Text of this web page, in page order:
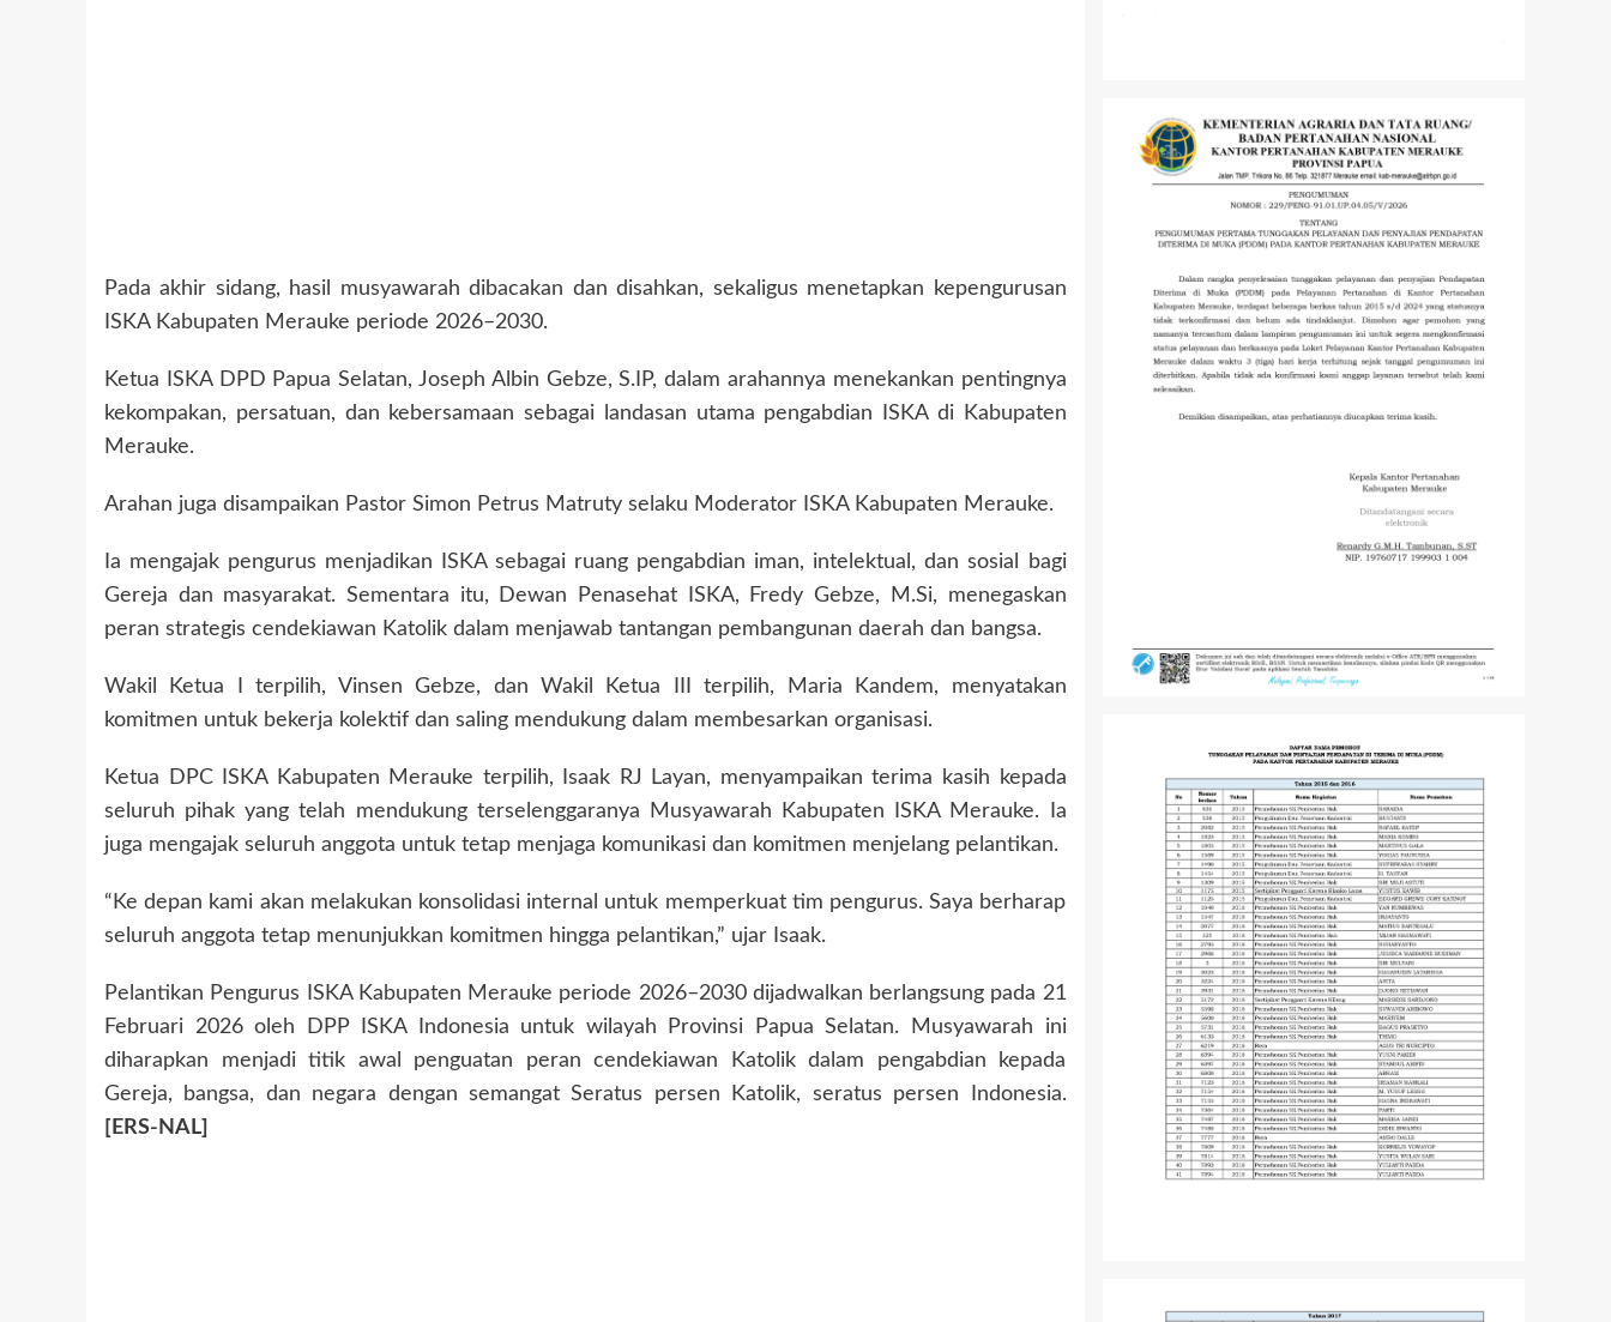
Pada akhir sidang, hasil musyawarah dibacakan dan disahkan, sekaligus menetapkan kepengurusan
ISKA Kabupaten Merauke periode 2026–2030.
Ketua ISKA DPD Papua Selatan, Joseph Albin Gebze, S.IP, dalam arahannya menekankan pentingnya
kekompakan, persatuan, dan kebersamaan sebagai landasan utama pengabdian ISKA di Kabupaten
Merauke.
Arahan juga disampaikan Pastor Simon Petrus Matruty selaku Moderator ISKA Kabupaten Merauke.
Ia mengajak pengurus menjadikan ISKA sebagai ruang pengabdian iman, intelektual, dan sosial bagi
Gereja dan masyarakat. Sementara itu, Dewan Penasehat ISKA, Fredy Gebze, M.Si, menegaskan
peran strategis cendekiawan Katolik dalam menjawab tantangan pembangunan daerah dan bangsa.
Wakil Ketua I terpilih, Vinsen Gebze, dan Wakil Ketua III terpilih, Maria Kandem, menyatakan
komitmen untuk bekerja kolektif dan saling mendukung dalam membesarkan organisasi.
Ketua DPC ISKA Kabupaten Merauke terpilih, Isaak RJ Layan, menyampaikan terima kasih kepada
seluruh pihak yang telah mendukung terselenggaranya Musyawarah Kabupaten ISKA Merauke. Ia
juga mengajak seluruh anggota untuk tetap menjaga komunikasi dan komitmen menjelang pelantikan.
“Ke depan kami akan melakukan konsolidasi internal untuk memperkuat tim pengurus. Saya berharap
seluruh anggota tetap menunjukkan komitmen hingga pelantikan,” ujar Isaak.
Pelantikan Pengurus ISKA Kabupaten Merauke periode 2026–2030 dijadwalkan berlangsung pada 21
Februari 2026 oleh DPP ISKA Indonesia untuk wilayah Provinsi Papua Selatan. Musyawarah ini
diharapkan menjadi titik awal penguatan peran cendekiawan Katolik dalam pengabdian kepada
Gereja, bangsa, dan negara dengan semangat Seratus persen Katolik, seratus persen Indonesia.
[ERS-NAL]